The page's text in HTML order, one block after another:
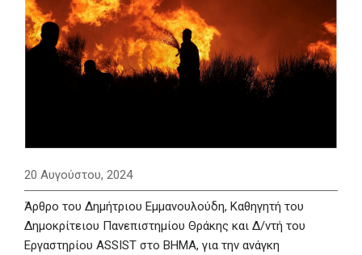
20 Αυγούστου, 2024
Άρθρο του Δημήτριου Εμμανουλούδη, Καθηγητή του
Δημοκρίτειου Πανεπιστημίου Θράκης και Δ/ντή του
Εργαστηρίου ASSIST στο ΒΗΜΑ, για την ανάγκη